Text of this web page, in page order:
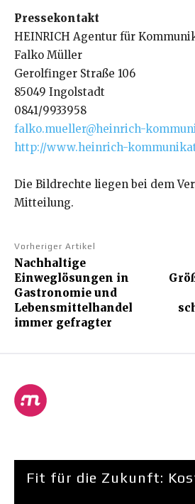
Pressekontakt
HEINRICH Agentur für
Falko Müller
Gerolfinger Straße 106
85049 Ingolstadt
0841/9933958
falko.mueller@heinrich-
http://www.heinrich-
Die Bildrechte liegen bei dem
Mitteilung.
Vorheriger Artikel
Nachhaltige
Einweglösungen in
Gastronomie und
Lebensmittelhandel
immer gefragter
Fit für die Zukunft: